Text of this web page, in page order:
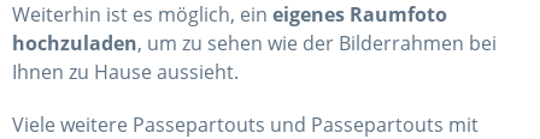
Weiterhin ist es möglich, ein eigenes Raumfoto
hochzuladen, um zu sehen wie der Bilderrahmen bei
Ihnen zu Hause aussieht.
Viele weitere Passepartouts und Passepartouts mit